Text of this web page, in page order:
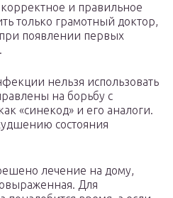
и правильное
только грамотный доктор,
появлении первых
нельзя использовать
на борьбу с
«синекод» и его аналоги.
состояния
лечение на дому,
Для